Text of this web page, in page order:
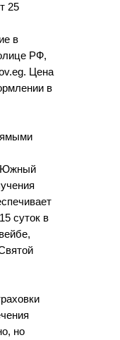
25
в
РФ,
Цена
в
Южный
суток в
но